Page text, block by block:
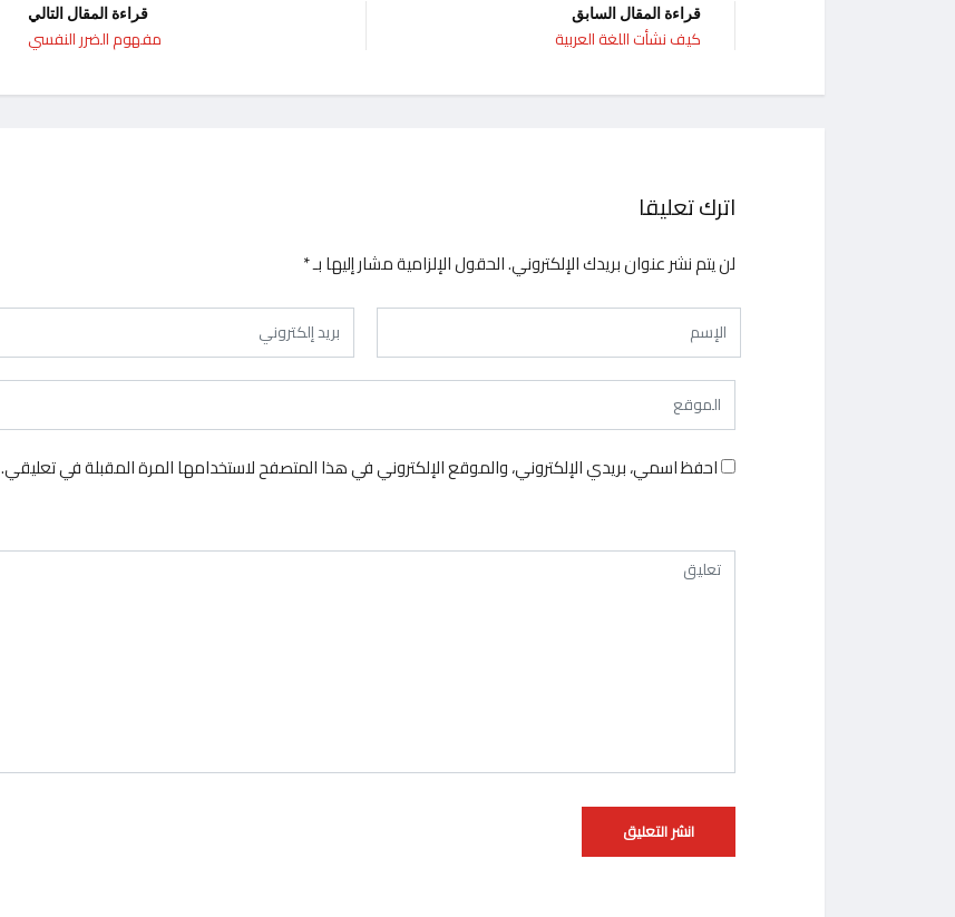
قراءة المقال السابق
كيف نشأت اللغة العربية
قراءة المقال التالي
مفهوم الضرر النفسي
اترك تعليقا
لن يتم نشر عنوان بريدك الإلكتروني.الحقول الإلزامية مشار إليها بـ*
احفظ اسمي، بريدي الإلكتروني، والموقع الإلكتروني في هذا المتصفح لاستخدامها المرة المقبلة في تعليقي.